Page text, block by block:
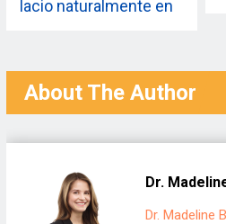
lacio naturalmente en
About The Author
Dr.
Dr. Madeline